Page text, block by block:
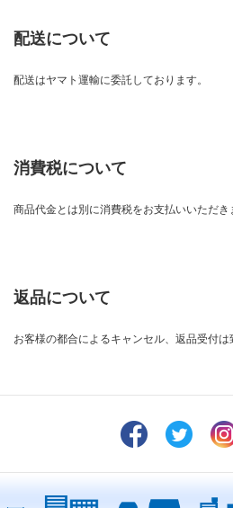
配送について
配送はヤマト運輸に委託しております。
消費税について
商品代金とは別に消費税をお支払いいただき
返品について
お客様の都合によるキャンセル、返品受付は